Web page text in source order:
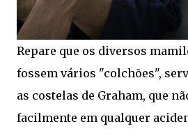
Repare que os diversos
fossem vários "colchões",
as costelas de Graham, que
facilmente em qualquer